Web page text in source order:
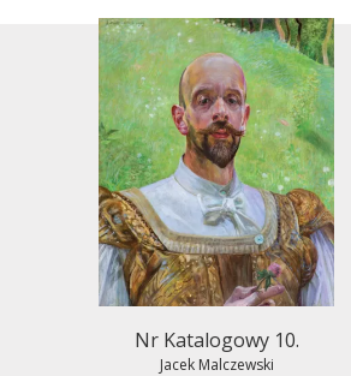
Nr Katalogowy 10.
Jacek Malczewski